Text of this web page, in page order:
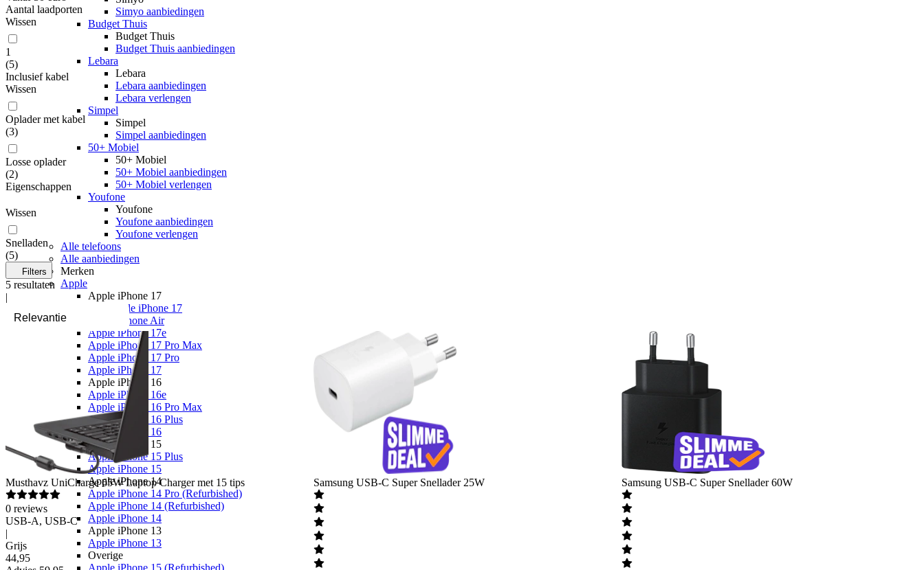
Simyo aanbiedingen
Budget Thuis
Budget Thuis
Budget Thuis aanbiedingen
Lebara
Lebara
Lebara aanbiedingen
Lebara verlengen
Simpel
Simpel
Simpel aanbiedingen
50+ Mobiel
50+ Mobiel
50+ Mobiel aanbiedingen
50+ Mobiel verlengen
Youfone
Youfone
Youfone aanbiedingen
Youfone verlengen
Alle telefoons
Alle aanbiedingen
Merken
Apple
Apple iPhone 17
Alle Apple iPhone 17
Apple iPhone Air
Apple iPhone 17e
Apple iPhone 17 Pro Max
Apple iPhone 17 Pro
Apple iPhone 17
Apple iPhone 16
Apple iPhone 16e
Apple iPhone 16 Pro Max
Apple iPhone 16 Plus
Apple iPhone 16
Apple iPhone 15
Apple iPhone 15 Plus
Apple iPhone 15
Apple iPhone 14
Apple iPhone 14 Pro (Refurbished)
Apple iPhone 14 (Refurbished)
Apple iPhone 14
Apple iPhone 13
Apple iPhone 13
Overige
Apple iPhone 15 (Refurbished)
Aantal laadporten
Wissen
1
(5)
Inclusief kabel
Wissen
Oplader met kabel
(3)
Losse oplader
(2)
Eigenschappen
Wissen
Snelladen
(5)
Filters
5 resultaten
|
Musthavz UniCharge 65W Laptop Charger met 15 tips
0 reviews
USB-A, USB-C
|
Grijs
44,95
Samsung USB-C Super Snellader 25W Samsung USB-C Super Snellader 60W